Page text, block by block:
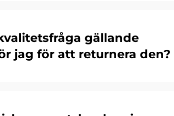
gällande
jag för att returnera den?